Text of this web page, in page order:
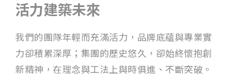
活力建築未來
我們的團隊年輕而充滿活力，品牌底蘊與專業實
力卻積累深厚；集團的歷史悠久，卻始終懷抱創
新精神，在理念與工法上與時俱進、不斷突破。